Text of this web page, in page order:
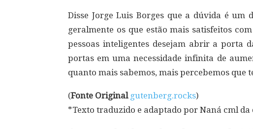
Disse Jorge Luis Borges que a dúvida é um
geralmente os que estão mais satisfeitos
pessoas inteligentes desejam abrir a porta
portas em uma necessidade infinita de
quanto mais sabemos, mais percebemos que
(Fonte Original gutenberg.rocks)
*Texto traduzido e adaptado por Naná cml da